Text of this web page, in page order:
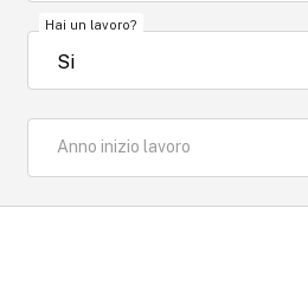
Hai un lavoro?
Anno inizio lavoro